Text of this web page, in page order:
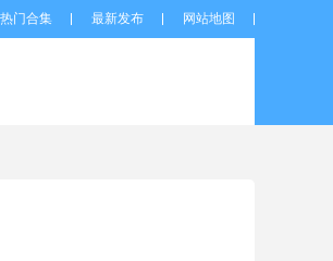
热门合集 最新发布 网站地图